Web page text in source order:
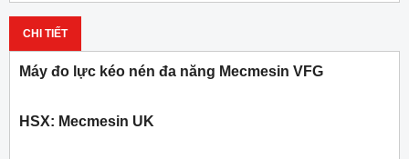
CHI TIẾT
Máy đo lực kéo nén đa năng Mecmesin VFG
HSX: Mecmesin UK